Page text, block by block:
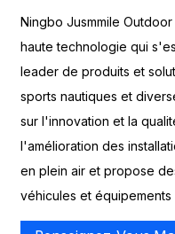
Ningbo Jusmmile
haute technologie qui
leader de produits et
sports nautiques et
sur l'innovation et la
l'amélioration des
en plein air et propose
véhicules et équipements